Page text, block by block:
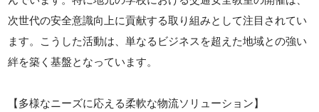
次世代の安全意識向上に貢献する取り組みとして注目されてい
ます。こうした活動は、単なるビジネスを超えた地域との強い
絆を築く基盤となっています。
【多様なニーズに応える柔軟な物流ソリューション】